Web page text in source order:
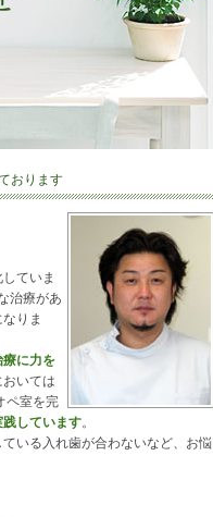
おります
ていま
治療があ
りま
療に力を
いては
ペ室を完
しています。
いる入れ歯が合わないなど、お悩